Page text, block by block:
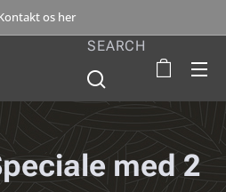
os her
SEARCH
med 2